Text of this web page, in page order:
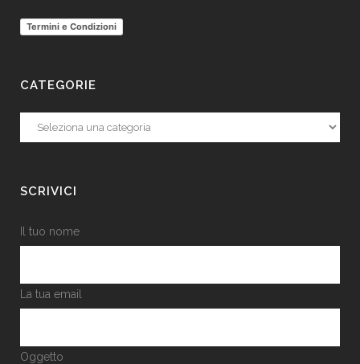
Termini e Condizioni
CATEGORIE
Categorie
SCRIVICI
Il tuo nome
La tua email
Oggetto